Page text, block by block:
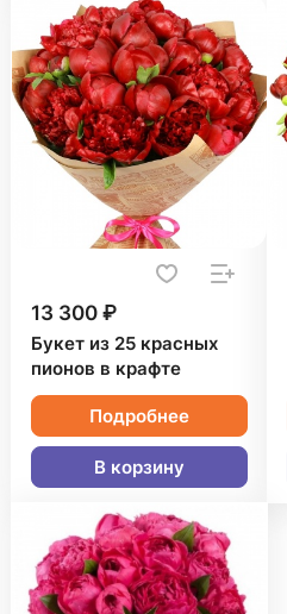
13 300 ₽
Букет из 25 красных
пионов в крафте
Подробнее
В корзину